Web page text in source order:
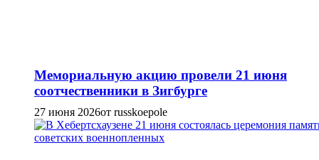
Мемориальную акцию провели 21 июня
соотчественники в Зигбурге
27 июня 2026от russkoepole